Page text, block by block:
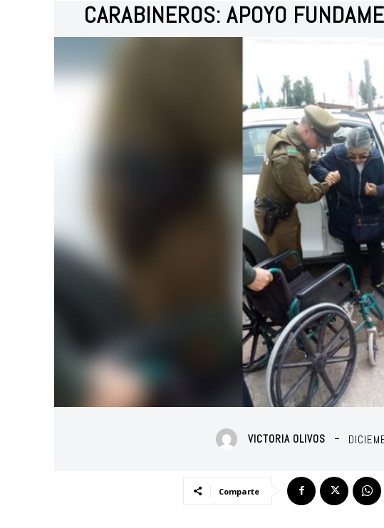
CARABINEROS: APOYO
VICTORIA OLIVOS
Comparte